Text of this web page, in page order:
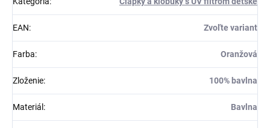
EAN: Zvoľte variant
Farba: Oranžová
Zloženie: 100% bavlna
Materiál : Bavlna